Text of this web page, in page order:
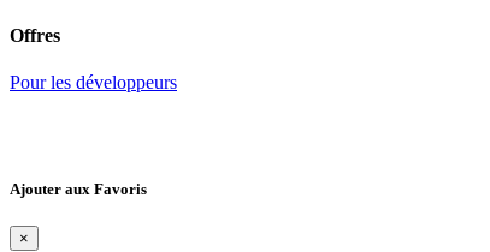
Offres
Pour les développeurs
Ajouter aux Favoris
×